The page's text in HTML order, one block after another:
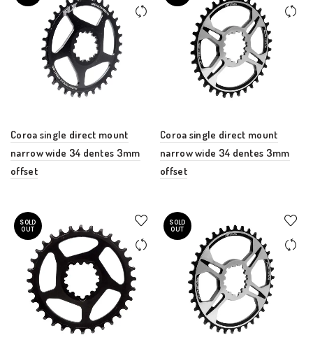
Coroa single direct mount
narrow wide 34 dentes 3mm
offset
Coroa single direct mount
narrow wide 34 dentes 3mm
offset
SOLD
OUT
SOLD
OUT